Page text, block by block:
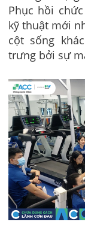
Phục hồi
kỹ thuật mới
cột sống
trưng bởi sự